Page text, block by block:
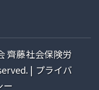
齊藤社会保険労
| プライバ
ー